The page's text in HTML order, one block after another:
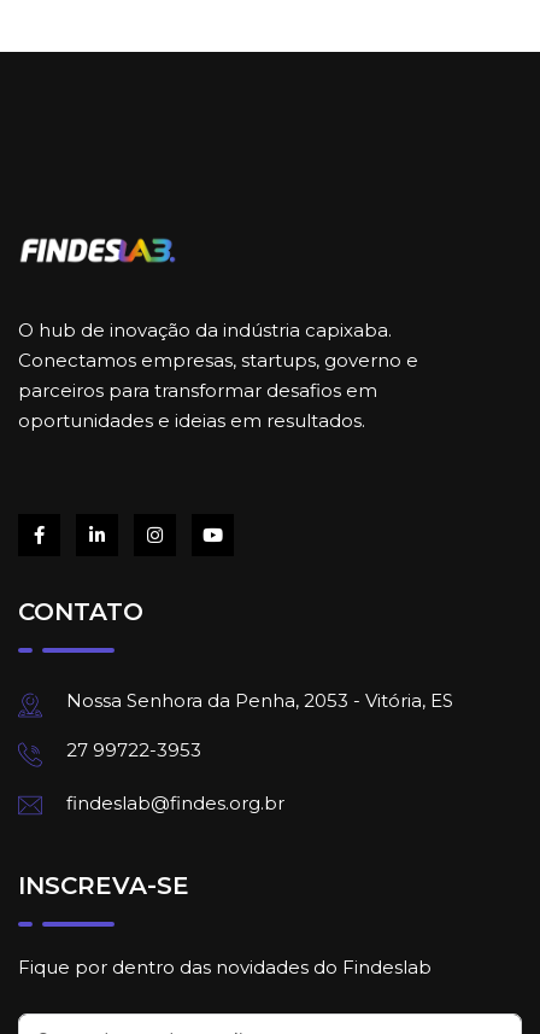
O hub de inovação da indústria capixaba.
Conectamos empresas, startups, governo e
parceiros para transformar desafios em
oportunidades e ideias em resultados.
CONTATO
Nossa Senhora da Penha, 2053 - Vitória, ES
27 99722-3953
findeslab@findes.org.br
INSCREVA-SE
Fique por dentro das novidades do Findeslab